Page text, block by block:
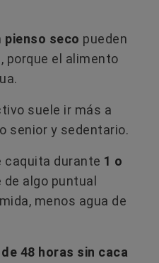
pienso seco pueden
porque el alimento
suele ir más a
senior y sedentario.
caquita durante 1 o
algo puntual
menos agua de
48 horas sin caca